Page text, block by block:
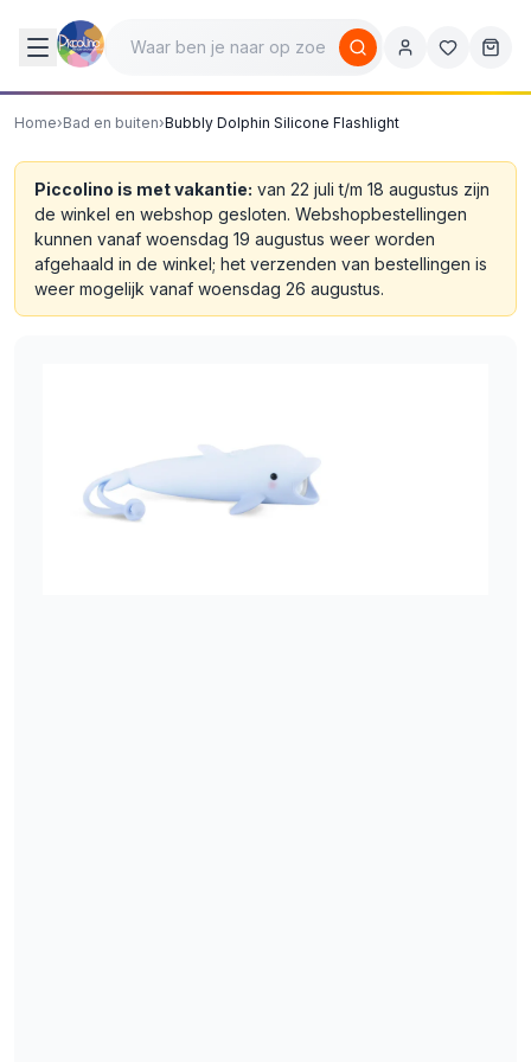
Home›Bad en buiten›Bubbly Dolphin Silicone Flashlight
Piccolino is met vakantie: van 22 juli t/m 18 augustus zijn
de winkel en webshop gesloten. Webshopbestellingen
kunnen vanaf woensdag 19 augustus weer worden
afgehaald in de winkel; het verzenden van bestellingen is
weer mogelijk vanaf woensdag 26 augustus.